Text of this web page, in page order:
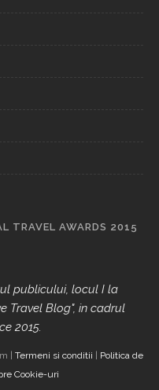
TRAVEL AWARDS 2015
publicului, locul I la
Travel Blog", in cadrul
2015.
| Termeni si conditii | Politica de
Cookie-uri